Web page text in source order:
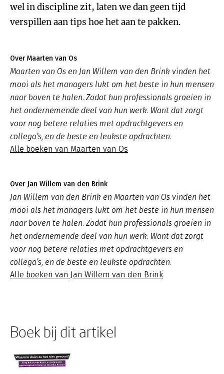
wel in discipline zit, laten we dan geen tijd
verspillen aan tips hoe het aan te pakken.
Over Maarten van Os
Maarten van Os en Jan Willem van den Brink vinden het
mooi als het managers lukt om het beste in hun mensen
naar boven te halen. Zodat hun professionals groeien in
het ondernemende deel van hun werk. Want dat zorgt
voor nog betere relaties met opdrachtgevers en
collega’s, en de beste en leukste opdrachten.
Alle boeken van Maarten van Os
Over Jan Willem van den Brink
Jan Willem van den Brink en Maarten van Os vinden het
mooi als het managers lukt om het beste in hun mensen
naar boven te halen. Zodat hun professionals groeien in
het ondernemende deel van hun werk. Want dat zorgt
voor nog betere relaties met opdrachtgevers en
collega’s, en de beste en leukste opdrachten.
Alle boeken van Jan Willem van den Brink
Boek bij dit artikel